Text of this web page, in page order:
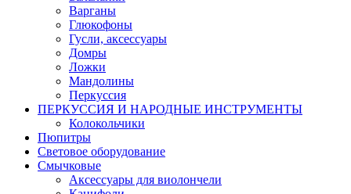
Варганы
Глюкофоны
Гусли, аксессуары
Домры
Ложки
Мандолины
Перкуссия
ПЕРКУССИЯ И НАРОДНЫЕ ИНСТРУМЕНТЫ
Колокольчики
Пюпитры
Световое оборудование
Смычковые
Аксессуары для виолончели